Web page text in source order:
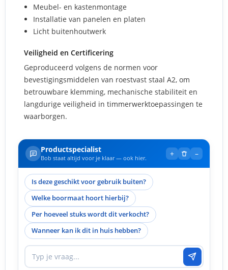
Meubel- en kastenmontage
Installatie van panelen en platen
Licht buitenhoutwerk
Veiligheid en Certificering
Geproduceerd volgens de normen voor
bevestigingsmiddelen van roestvast staal A2, om
betrouwbare klemming, mechanische stabiliteit en
langdurige veiligheid in timmerwerktoepassingen te
waarborgen.
Productspecialist
Bob staat altijd voor je klaar — ook hier. + –
Is deze geschikt voor gebruik buiten?
Welke boormaat hoort hierbij?
Per hoeveel stuks wordt dit verkocht?
Wanneer kan ik dit in huis hebben?